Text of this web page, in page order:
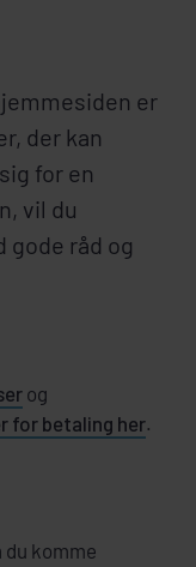
er
der kan
for en
vil du
gode råd og
og
for betaling her.
du komme